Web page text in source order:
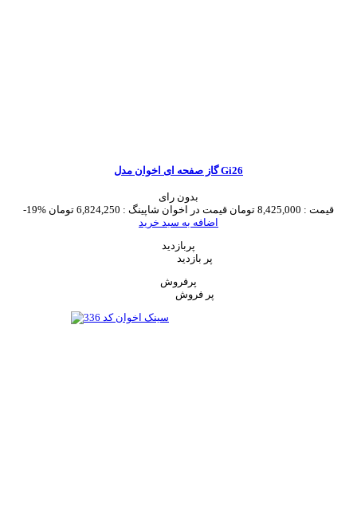
گاز صفحه ای اخوان مدل Gi26
بدون رای
-19%
قیمت : 8,425,000 تومان قیمت در اخوان شاپینگ : 6,824,250 تومان
اضافه به سبد خرید
پربازدید
پر بازدید
پرفروش